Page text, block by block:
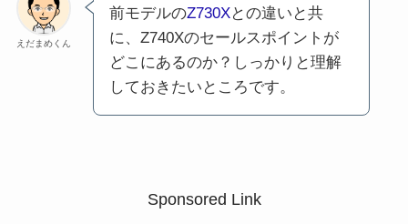
えだまめくん
前モデルのZ730Xとの違いと共
に、Z740Xのセールスポイントが
どこにあるのか？しっかりと理解
しておきたいところです。
Sponsored Link